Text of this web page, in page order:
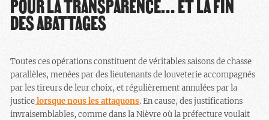
POUR LA TRANSPARENCE… ET LA FIN
DES ABATTAGES
Toutes ces opérations constituent de véritables saisons de chasse
parallèles, menées par des lieutenants de louveterie accompagnés
par les tireurs de leur choix, et régulièrement annulées par la
justice lorsque nous les attaquons. En cause, des justifications
invraisemblables, comme dans la Nièvre où la préfecture voulait